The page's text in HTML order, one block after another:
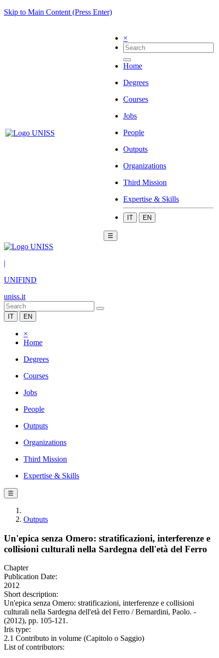
Skip to Main Content (Press Enter)
×
Home
Degrees
Courses
Jobs
People
Outputs
Organizations
Third Mission
Expertise & Skills
IT EN
☰
|
UNIFIND
uniss.it
IT EN
×
Home
Degrees
Courses
Jobs
People
Outputs
Organizations
Third Mission
Expertise & Skills
☰
Outputs
Un'epica senza Omero: stratificazioni, interferenze e
collisioni culturali nella Sardegna dell'età del Ferro
Chapter
Publication Date:
2012
Short description:
Un'epica senza Omero: stratificazioni, interferenze e collisioni
culturali nella Sardegna dell'età del Ferro / Bernardini, Paolo. -
(2012), pp. 105-121.
Iris type:
2.1 Contributo in volume (Capitolo o Saggio)
List of contributors: